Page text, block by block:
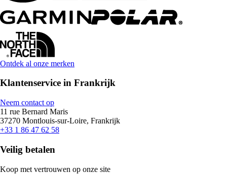
Ontdek al onze merken
Klantenservice in Frankrijk
Neem contact op
11 rue Bernard Maris
37270 Montlouis-sur-Loire, Frankrijk
+33 1 86 47 62 58
Veilig betalen
Koop met vertrouwen op onze site